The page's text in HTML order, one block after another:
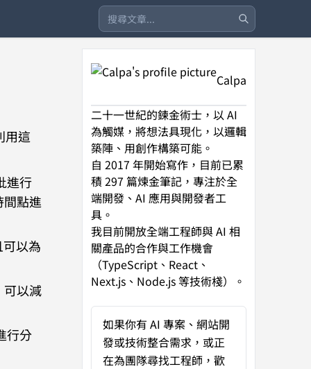
用這
進行
點進
以為
可以減
行分
Calpa
二十一世紀的鍊金術士，以 AI
為觸媒，將想法具現化，以邏輯
築陣、用創作構築可能。
自 2017 年開始寫作，目前已累
積 297 篇煉金筆記，專注於全
端開發、AI 應用與開發者工
具。
我目前開放全端工程師與 AI 相
關產品的合作與工作機會
（TypeScript、React、
Next.js、Node.js 等技術棧）。
如果你有 AI 專案、網站開
發或技術整合需求，或正
在為團隊尋找工程師，歡